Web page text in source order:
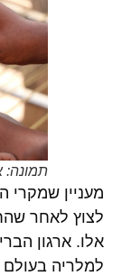
תמונה:
מעניין שמקרי